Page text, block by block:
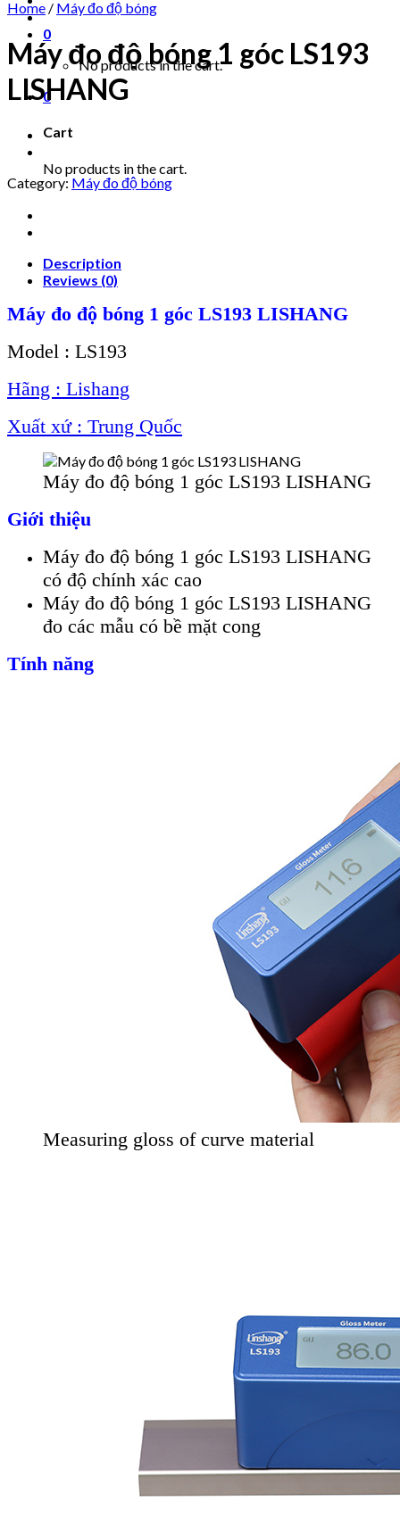
0
No products in the cart.
0
Cart
No products in the cart.
Home / Máy đo độ bóng
Máy đo độ bóng 1 góc LS193
LISHANG
Category: Máy đo độ bóng
Description
Reviews (0)
Máy đo độ bóng 1 góc LS193 LISHANG
Model : LS193
Hãng : Lishang
Xuất xứ : Trung Quốc
Máy đo độ bóng 1 góc LS193 LISHANG
Giới thiệu
Máy đo độ bóng 1 góc LS193 LISHANG
có độ chính xác cao
Máy đo độ bóng 1 góc LS193 LISHANG
đo các mẫu có bề mặt cong
Tính năng
Measuring gloss of curve material